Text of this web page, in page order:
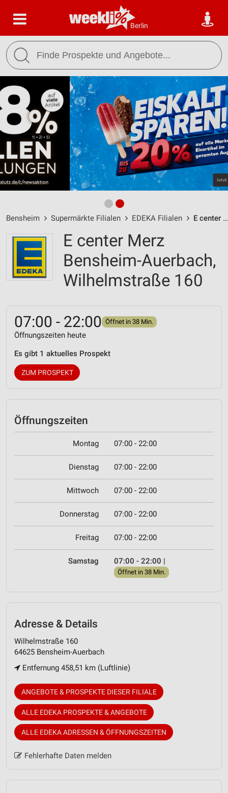
Berlin
Bensheim Supermärkte Filialen EDEKA Filialen E center Merz Bensheim-Auerbach / Wilhelmstraße 160 - Öffnungszeiten & Adresse
E center Merz
Bensheim-Auerbach,
Wilhelmstraße 160
07:00 - 22:00 Öffnet in 38 Min.
Öffnungszeiten heute
Es gibt 1 aktuelles Prospekt
ZUM PROSPEKT
Öffnungszeiten
Montag 07:00 - 22:00
Dienstag 07:00 - 22:00
Mittwoch 07:00 - 22:00
Donnerstag 07:00 - 22:00
Freitag 07:00 - 22:00
Samstag 07:00 - 22:00 |
Öffnet in 38 Min.
Adresse & Details
Wilhelmstraße 160
64625 Bensheim-Auerbach
Entfernung 458,51 km (Luftlinie)
ANGEBOTE & PROSPEKTE DIESER FILIALE
ALLE EDEKA PROSPEKTE & ANGEBOTE
ALLE EDEKA ADRESSEN & ÖFFNUNGSZEITEN
Fehlerhafte Daten melden